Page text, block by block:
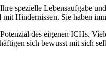
spezielle Lebensaufgabe
Hindernissen. Sie haben
des eigenen ICHs.
sich bewusst mit sich